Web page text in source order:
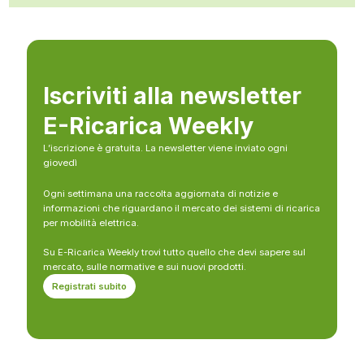
Iscriviti alla newsletter
E-Ricarica Weekly
L’iscrizione è gratuita. La newsletter viene inviato ogni
giovedì
Ogni settimana una raccolta aggiornata di notizie e
informazioni che riguardano il mercato dei sistemi di ricarica
per mobilità elettrica.
Su E-Ricarica Weekly trovi tutto quello che devi sapere sul
mercato, sulle normative e sui nuovi prodotti.
Registrati subito